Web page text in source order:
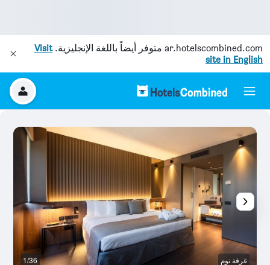
ar.hotelscombined.com متوفر أيضاً باللغة الإنجليزية.Visit
site in English
غرفة نوم 1/36